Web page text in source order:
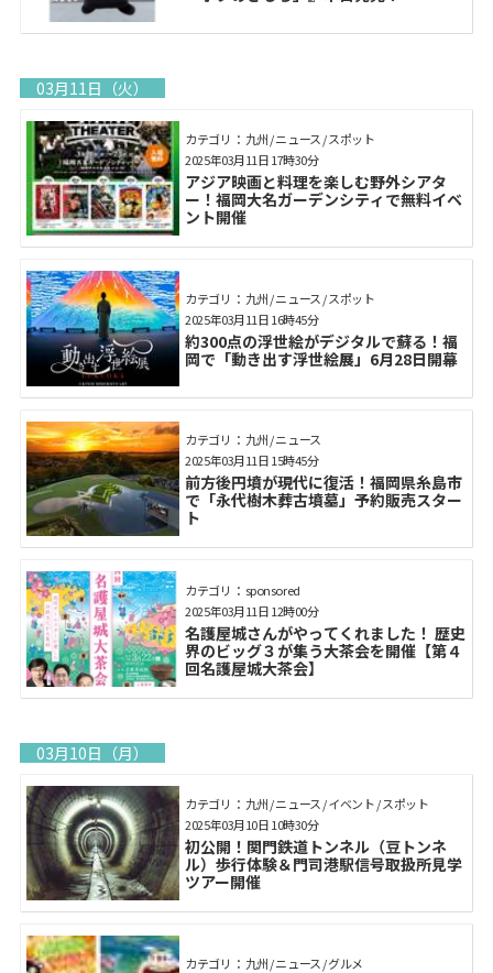
03月11日（火）
カテゴリ： 九州 / ニュース / スポット
アジア映画と料理を楽しむ野外シアタ
ー！福岡大名ガーデンシティで無料イベ
ント開催
2025年03月11日 17時30分
カテゴリ： 九州 / ニュース / スポット
約300点の浮世絵がデジタルで蘇る！福
岡で「動き出す浮世絵展」6月28日開幕
2025年03月11日 16時45分
カテゴリ： 九州 / ニュース
前方後円墳が現代に復活！福岡県糸島市
で「永代樹木葬古墳墓」予約販売スター
ト
2025年03月11日 15時45分
カテゴリ： sponsored
名護屋城さんがやってくれました！ 歴史
界のビッグ３が集う大茶会を開催【第４
回名護屋城大茶会】
2025年03月11日 12時00分
03月10日（月）
カテゴリ： 九州 / ニュース / イベント / スポット
初公開！関門鉄道トンネル（豆トンネ
ル）歩行体験＆門司港駅信号取扱所見学
ツアー開催
2025年03月10日 10時30分
カテゴリ： 九州 / ニュース / グルメ